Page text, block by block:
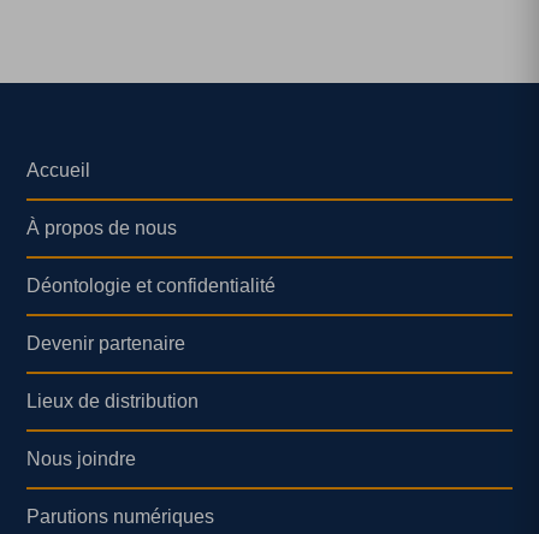
Accueil
À propos de nous
Déontologie et confidentialité
Devenir partenaire
Lieux de distribution
Nous joindre
Parutions numériques